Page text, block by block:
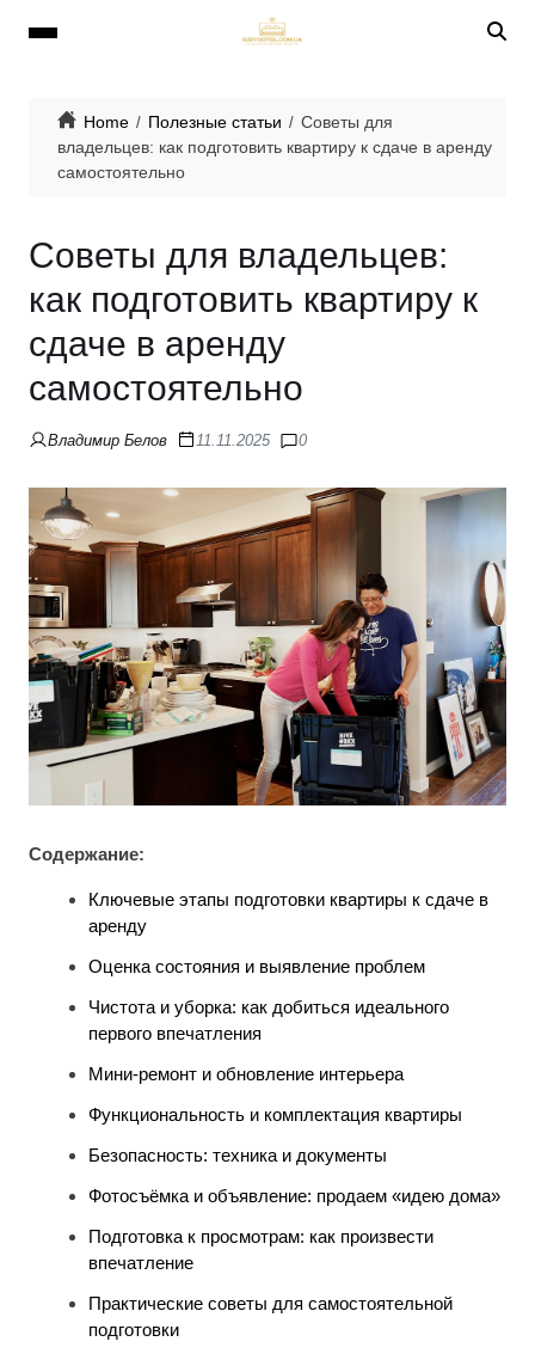
Home Полезные статьи
Советы для
владельцев: как подготовить квартиру к сдаче в аренду
самостоятельно
Советы для владельцев:
как подготовить квартиру к
сдаче в аренду
самостоятельно
Владимир Белов 11.11.2025 0
Содержание:
Ключевые этапы подготовки квартиры к сдаче в
аренду
Оценка состояния и выявление проблем
Чистота и уборка: как добиться идеального
первого впечатления
Мини-ремонт и обновление интерьера
Функциональность и комплектация квартиры
Безопасность: техника и документы
Фотосъёмка и объявление: продаем «идею дома»
Подготовка к просмотрам: как произвести
впечатление
Практические советы для самостоятельной
подготовки